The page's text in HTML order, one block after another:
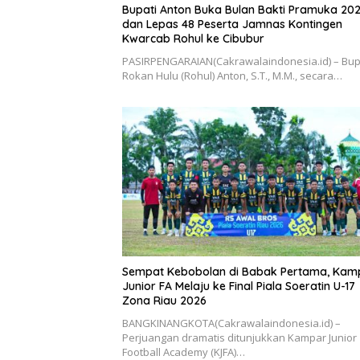
Bupati Anton Buka Bulan Bakti Pramuka
dan Lepas 48 Peserta Jamnas Kontingen
Kwarcab Rohul ke Cibubur
PASIRPENGARAIAN(Cakrawalaindonesia.id) –
Rokan Hulu (Rohul) Anton, S.T., M.M., secara…
Sempat Kebobolan di Babak Pertama,
Junior FA Melaju ke Final Piala Soeratin U-17
Zona Riau 2026
BANGKINANGKOTA(Cakrawalaindonesia.id) –
Perjuangan dramatis ditunjukkan Kampar Junior
Football Academy (KJFA)…